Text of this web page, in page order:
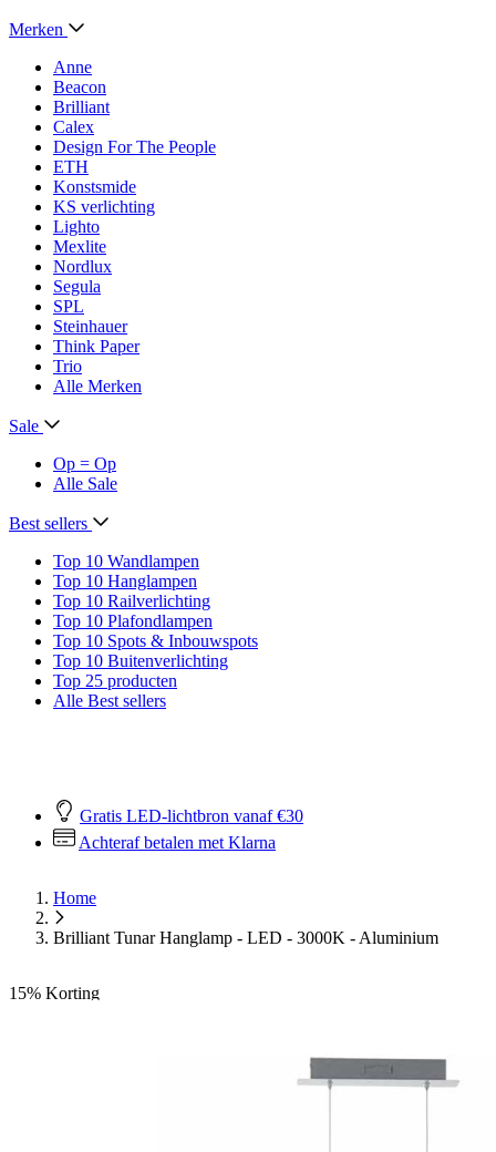
Merken
Anne
Beacon
Brilliant
Calex
Design For The People
ETH
Konstsmide
KS verlichting
Lighto
Mexlite
Nordlux
Segula
SPL
Steinhauer
Think Paper
Trio
Alle Merken
Sale
Op = Op
Alle Sale
Best sellers
Top 10 Wandlampen
Top 10 Hanglampen
Top 10 Railverlichting
Top 10 Plafondlampen
Top 10 Spots & Inbouwspots
Top 10 Buitenverlichting
Top 25 producten
Alle Best sellers
Gratis LED-lichtbron vanaf €30
Achteraf betalen met Klarna
Home
Brilliant Tunar Hanglamp - LED - 3000K - Aluminium
15% Korting